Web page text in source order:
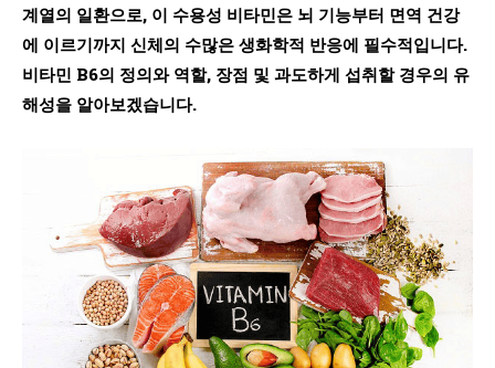
계열의 일환으로, 이 수용성 비타민은 뇌 기능부터 면역 건강
에 이르기까지 신체의 수많은 생화학적 반응에 필수적입니다.
비타민 B6의 정의와 역할, 장점 및 과도하게 섭취할 경우의 유
해성을 알아보겠습니다.